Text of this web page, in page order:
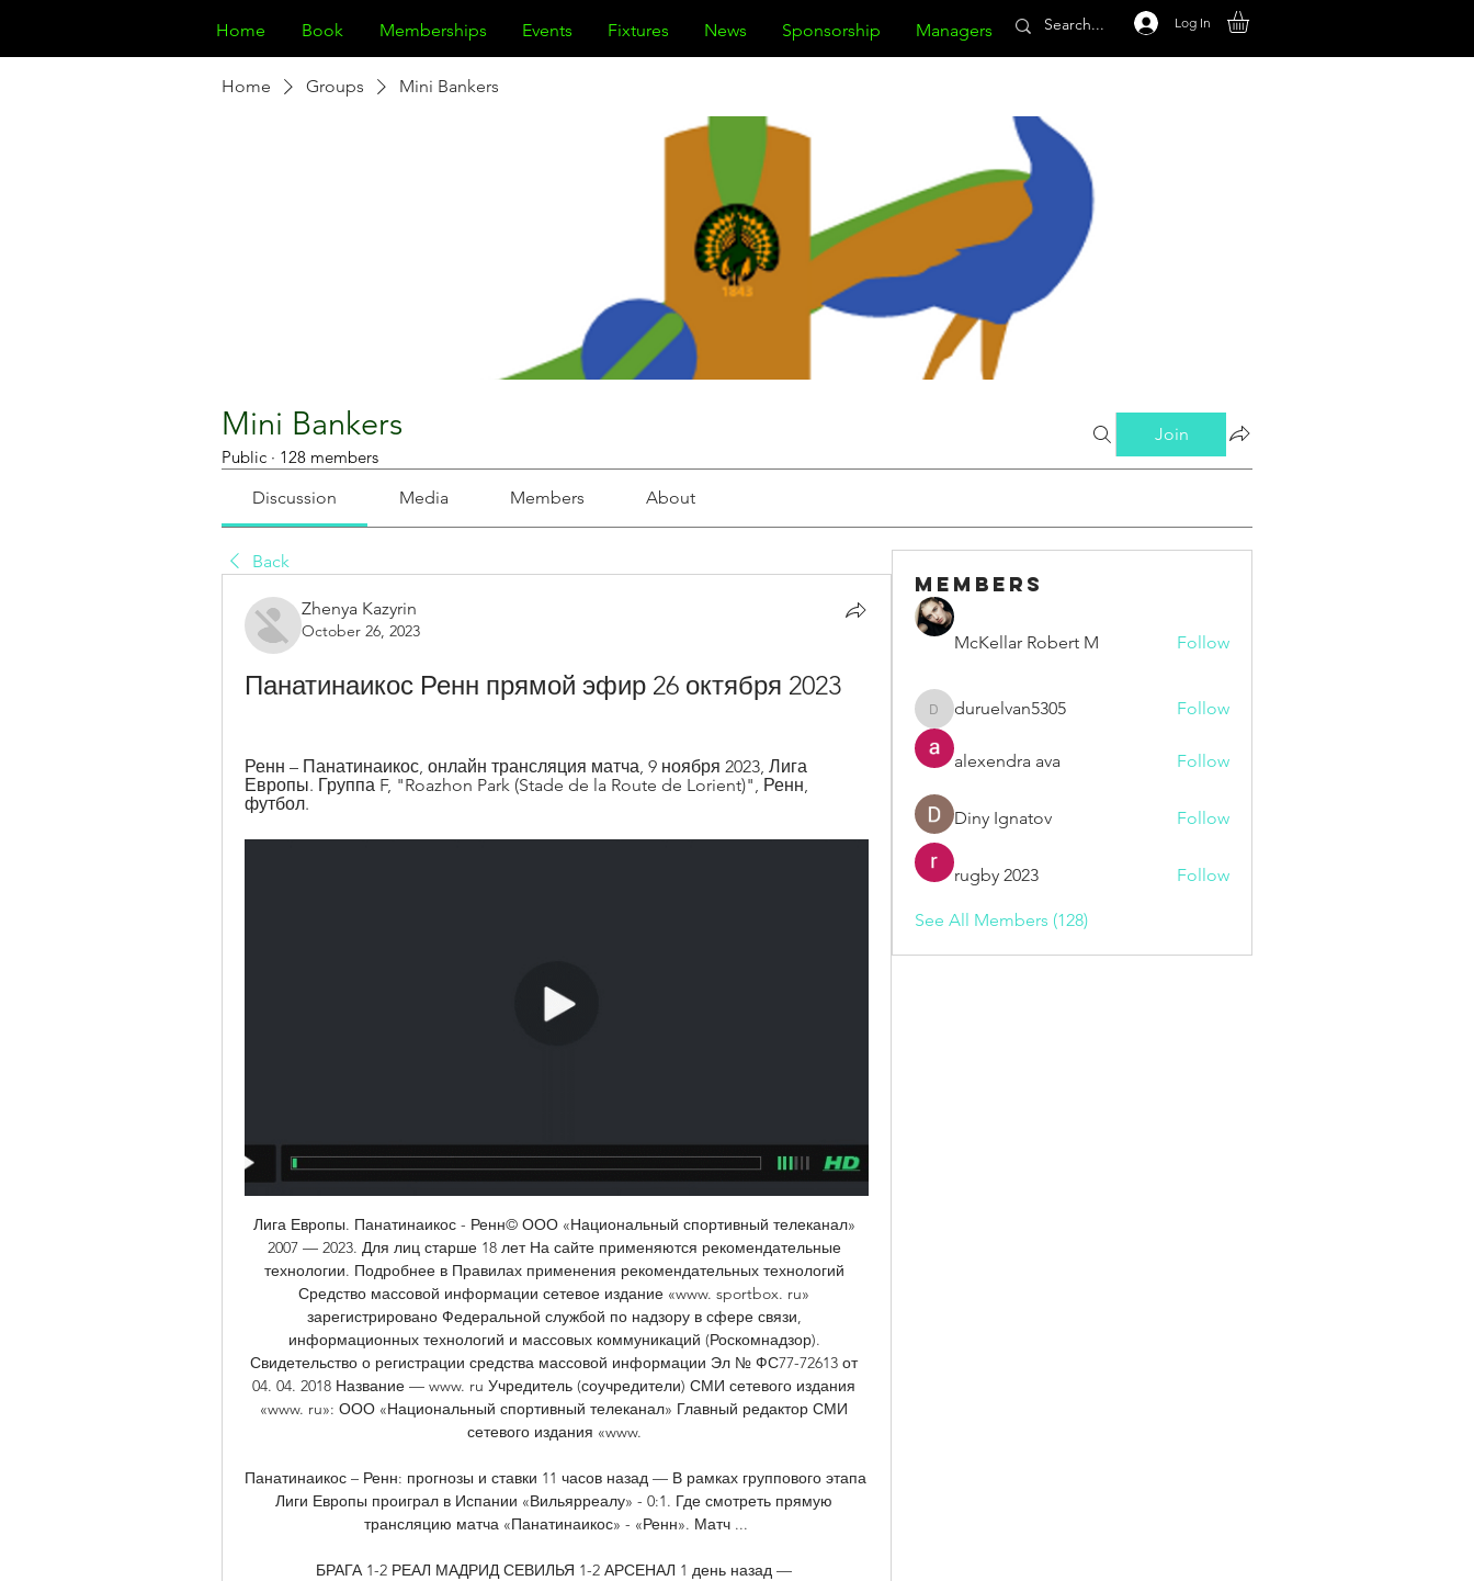
Home Book Memberships Events Fixtures News Sponsorship Managers Log In
Home Groups Mini Bankers
Mini Bankers
Public · 128 members
Join
Discussion Media Members About
Back
Zhenya Kazyrin
October 26, 2023
Панатинаикос Ренн прямой эфир 26 октября 2023
Ренн – Панатинаикос, онлайн трансляция матча, 9 ноября 2023, Лига
Европы. Группа F, "Roazhon Park (Stade de la Route de Lorient)", Ренн,
футбол.
Лига Европы. Панатинаикос - Ренн© ООО «Национальный спортивный телеканал»
2007 — 2023. Для лиц старше 18 лет На сайте применяются рекомендательные
технологии. Подробнее в Правилах применения рекомендательных технологий
Средство массовой информации сетевое издание «www. sportbox. ru»
зарегистрировано Федеральной службой по надзору в сфере связи,
информационных технологий и массовых коммуникаций (Роскомнадзор).
Свидетельство о регистрации средства массовой информации Эл № ФС77-72613 от
04. 04. 2018 Название — www. ru Учредитель (соучредители) СМИ сетевого издания
«www. ru»: ООО «Национальный спортивный телеканал» Главный редактор СМИ
сетевого издания «www.
Панатинаикос – Ренн: прогнозы и ставки 11 часов назад — В рамках группового этапа
Лиги Европы проиграл в Испании «Вильярреалу» - 0:1. Где смотреть прямую
трансляцию матча «Панатинаикос» - «Ренн». Матч ...
БРАГА 1-2 РЕАЛ МАДРИД СЕВИЛЬЯ 1-2 АРСЕНАЛ 1 день назад —
Members
McKellar Robert M Follow
duruelvan5305
duruelvan5305 Follow
alexendra ava Follow
Diny Ignatov Follow
rugby 2023 Follow
See All Members (128)